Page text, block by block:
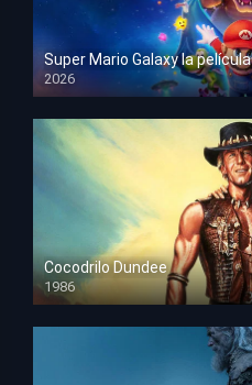
Super Mario Galaxy la película
2026
HD 1080p
Cocodrilo Dundee
1986
HD 1080p